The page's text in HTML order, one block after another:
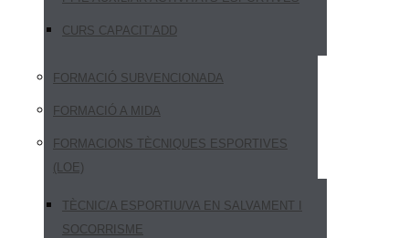
CURS CAPACIT’ADD
FORMACIÓ SUBVENCIONADA
FORMACIÓ A MIDA
FORMACIONS TÈCNIQUES ESPORTIVES
(LOE)
TÈCNIC/A ESPORTIU/VA EN SALVAMENT I
SOCORRISME